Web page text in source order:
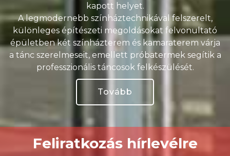
kapott helyet.
A legmodernebb színháztechnikával felszerelt,
különleges építészeti megoldásokat felvonultató
épületben két színházterem és kamaraterem várja
a tánc szerelmeseit, emellett próbatermek segítik a
professzionális táncosok felkészülését.
Tovább
Feliratkozás hírlevélre